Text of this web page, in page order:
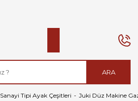
ARA
Sanayi Tipi Ayak Çeşitleri Juki Düz Makine